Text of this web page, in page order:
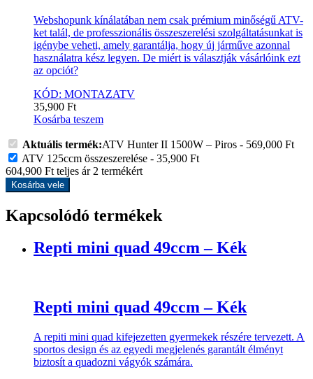
Webshopunk kínálatában nem csak prémium minőségű ATV-
ket talál, de professzionális összeszerelési szolgáltatásunkat is
igénybe veheti, amely garantálja, hogy új járműve azonnal
használatra kész legyen. De miért is választják vásárlóink ezt
az opciót?
KÓD: MONTAZATV
35,900 Ft
Kosárba teszem
Aktuális termék:ATV Hunter II 1500W – Piros - 569,000 Ft
ATV 125ccm összeszerelése - 35,900 Ft
604,900 Ft teljes ár 2 termékért
Kosárba vele
Kapcsolódó termékek
Repti mini quad 49ccm – Kék
Repti mini quad 49ccm – Kék
A repiti mini quad kifejezetten gyermekek részére tervezett. A
sportos design és az egyedi megjelenés garantált élményt
biztosít a quadozni vágyók számára.